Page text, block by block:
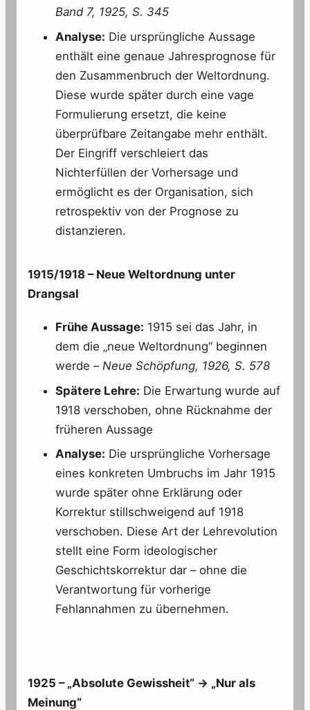
Band 7, 1925, S. 345
Analyse: Die ursprüngliche Aussage
enthält eine genaue Jahresprognose für
den Zusammenbruch der Weltordnung.
Diese wurde später durch eine vage
Formulierung ersetzt, die keine
überprüfbare Zeitangabe mehr enthält.
Der Eingriff verschleiert das
Nichterfüllen der Vorhersage und
ermöglicht es der Organisation, sich
retrospektiv von der Prognose zu
distanzieren.
1915/1918 – Neue Weltordnung unter
Drangsal
Frühe Aussage: 1915 sei das Jahr, in
dem die „neue Weltordnung“ beginnen
werde – Neue Schöpfung, 1926, S. 578
Spätere Lehre: Die Erwartung wurde auf
1918 verschoben, ohne Rücknahme der
früheren Aussage
Analyse: Die ursprüngliche Vorhersage
eines konkreten Umbruchs im Jahr 1915
wurde später ohne Erklärung oder
Korrektur stillschweigend auf 1918
verschoben. Diese Art der Lehrevolution
stellt eine Form ideologischer
Geschichtskorrektur dar – ohne die
Verantwortung für vorherige
Fehlannahmen zu übernehmen.
1925 – „Absolute Gewissheit“ → „Nur als
Meinung“